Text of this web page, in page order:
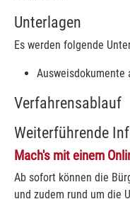
Unterlagen
Es werden folgende
Ausweisdokumente
Verfahrensablauf
Weiterführende
Mach's mit einem
Ab sofort können die
und zudem rund um die